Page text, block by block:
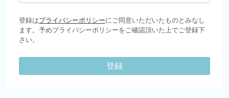
登録はプライバシーポリシーにご同意いただいたものとみなし
ます。予めプライバシーポリシーをご確認頂いた上でご登録下
さい。
登録